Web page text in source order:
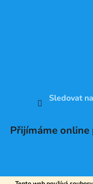
Sledovat
Přijímáme